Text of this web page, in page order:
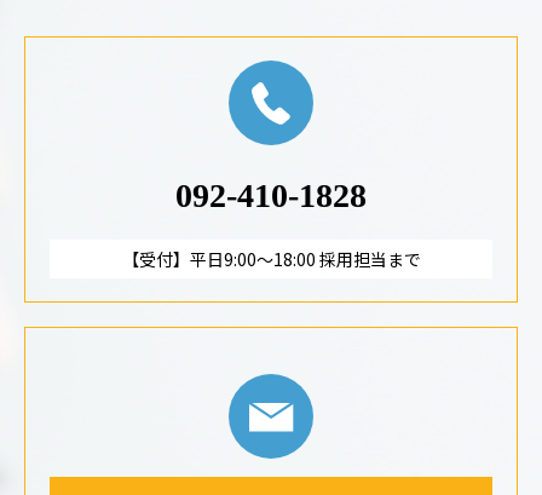
092-410-1828
【受付】平日9:00～18:00 採用担当まで